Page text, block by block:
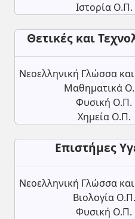
Ιστορία Ο.Π.
Θετικές και
Νεοελληνική Γλώσσα
Μαθηματικά
Φυσική Ο.Π.
Χημεία Ο.Π.
Επιστήμες
Νεοελληνική Γλώσσα
Βιολογία Ο.Π.
Φυσική Ο.Π.